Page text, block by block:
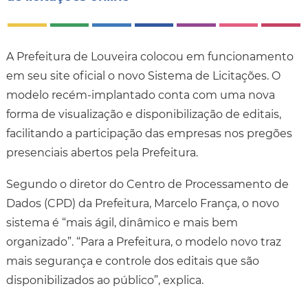
A Prefeitura de Louveira colocou em funcionamento
em seu site oficial o novo Sistema de Licitações. O
modelo recém-implantado conta com uma nova
forma de visualização e disponibilização de editais,
facilitando a participação das empresas nos pregões
presenciais abertos pela Prefeitura.
Segundo o diretor do Centro de Processamento de
Dados (CPD) da Prefeitura, Marcelo França, o novo
sistema é “mais ágil, dinâmico e mais bem
organizado”. “Para a Prefeitura, o modelo novo traz
mais segurança e controle dos editais que são
disponibilizados ao público”, explica.